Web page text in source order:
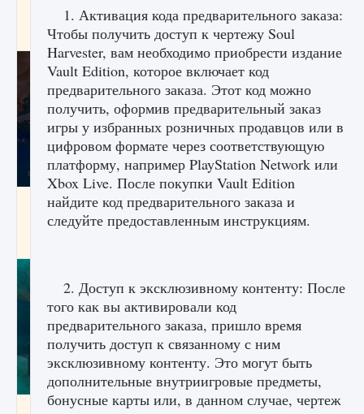
игре Creatures of Ava
9 августа 2024 1 218 0 0
Как разблокировать заклинание Крист в
Creatures of Ava
Как приручить существ из степей Тамура в
1. Активация кода предварительного заказа:
Чтобы получить доступ к чертежу Soul
Harvester, вам необходимо приобрести издание
Vault Edition, которое включает код
предварительного заказа. Этот код можно
получить, оформив предварительный заказ
игры у избранных розничных продавцов или в
цифровом формате через соответствующую
платформу, например PlayStation Network или
Xbox Live. После покупки Vault Edition
найдите код предварительного заказа и
следуйте предоставленным инструкциям.
2. Доступ к эксклюзивному контенту: После
того как вы активировали код
предварительного заказа, пришло время
получить доступ к связанному с ним
эксклюзивному контенту. Это могут быть
дополнительные внутриигровые предметы,
бонусные карты или, в данном случае, чертеж